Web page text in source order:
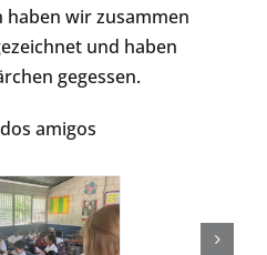
wir zusammen
und haben
gegessen.
amigos